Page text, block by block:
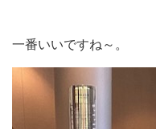
一番いいですね～。